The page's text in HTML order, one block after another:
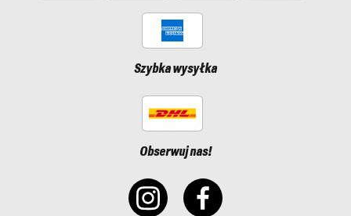
Szybka wysyłka
Obserwuj nas!